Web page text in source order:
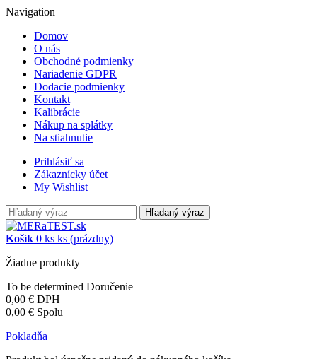
Navigation
Domov
O nás
Obchodné podmienky
Nariadenie GDPR
Dodacie podmienky
Kontakt
Kalibrácie
Nákup na splátky
Na stiahnutie
Prihlásiť sa
Zákaznícky účet
My Wishlist
Hľadaný výraz
Košík 0 ks ks (prázdny)
Žiadne produkty
To be determined Doručenie
0,00 € DPH
0,00 € Spolu
Pokladňa